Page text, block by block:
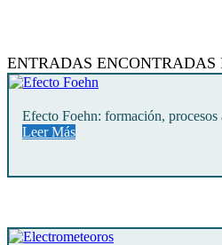
Topográficos
Vértices Geodésicos
ENTRADAS ENCONTRADAS
Efecto Foehn: formación, procesos
Leer Más